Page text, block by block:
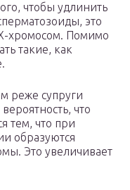
чтобы удлинить
это
хромосом. Помимо
такие, как
реже супруги
что
тем, что при
образуются
Это увеличивает